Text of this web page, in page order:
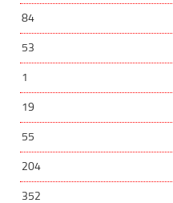
84
53
1
19
55
204
352